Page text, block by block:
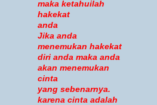
maka ketahuilah
hakekat
anda
Jika anda
menemukan hakekat
diri anda maka anda
akan menemukan
cinta
yang sebenarnya.
karena cinta adalah